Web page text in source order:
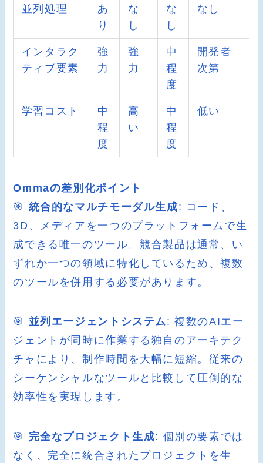
並列処理
あ
り
な
し
な
し
なし
インタラク
ティブ要素
強
力
強
力
中
程
度
開発者
次第
学習コスト
中
程
度
高
い
中
程
度
低い
Ommaの差別化ポイント
🎯 統合的なマルチモーダル生成: コード、
3D、メディアを一つのプラットフォームで生
成できる唯一のツール。競合製品は通常、い
ずれか一つの領域に特化しているため、複数
のツールを併用する必要があります。
🎯 並列エージェントシステム: 複数のAIエー
ジェントが同時に作業する独自のアーキテク
チャにより、制作時間を大幅に短縮。従来の
シーケンシャルなツールと比較して圧倒的な
効率性を実現します。
🎯 完全なプロジェクト生成: 個別の要素では
なく、完全に統合されたプロジェクトを生